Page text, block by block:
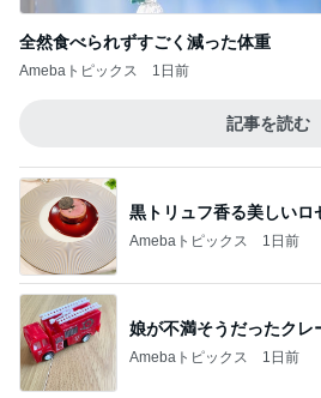
Amebaトピックス 15時間前
父も疎開した戦争と音楽
Amebaトピックス 1日前
ウエスト78cmの0サイズ
Amebaトピックス 9時間前